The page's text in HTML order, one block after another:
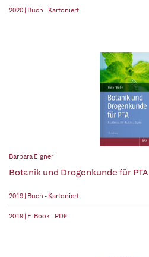
2020 | Buch - Kartoniert
Barbara Eigner
Botanik und Drogenkunde für PTA
2019 | Buch - Kartoniert
2019 | E-Book - PDF